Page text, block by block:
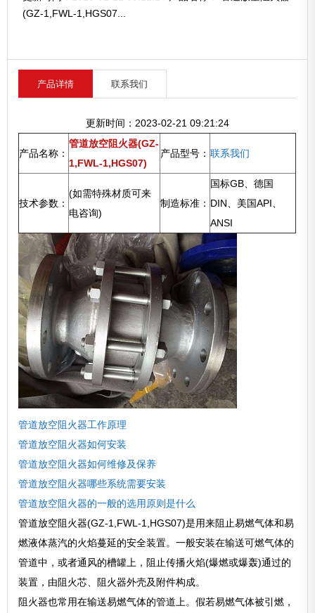
(GZ-1,FWL-1,HGS07...
产品详情 联系我们
更新时间：2023-02-21 09:21:24
产品名称：
管道放空阻火器(GZ-
1,FWL-1,HGS07)
产品型号： 联系我们
技术参数：
(如需特殊材质可来
电咨询)
制造标准：
国标GB、德国
DIN、美国API、
ANSI
管道放空阻火器工作原理
管道放空阻火器如何安装
管道放空阻火器如何维修及保养
管道放空阻火器哪些系统需要安装
管道放空阻火器的一般的选用原则是什么
管道放空阻火器(GZ-1,FWL-1,HGS07)是用来阻止易燃气体和易
燃液体蒸汽的火焰蔓延的安全装置。一般安装在输送可燃气体的
管道中，或者通风的槽罐上，阻止传播火焰(爆燃或爆轰)通过的
装置，由阻火芯、阻火器外壳及附件构成。
阻火器也常用在输送易燃气体的管道上。假若易燃气体被引燃，